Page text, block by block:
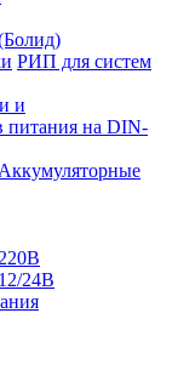
РИП для систем
и
питания на DIN-
Аккумуляторные
24В